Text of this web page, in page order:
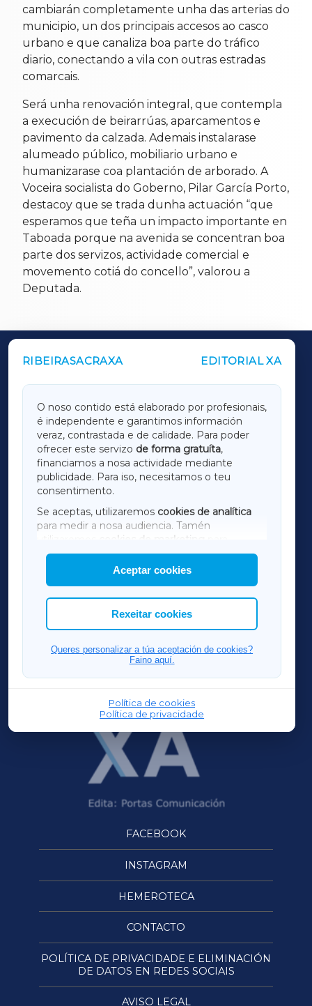
cambiarán completamente unha das arterias do
municipio, un dos principais accesos ao casco
urbano e que canaliza boa parte do tráfico
diario, conectando a vila con outras estradas
comarcais.
Será unha renovación integral, que contempla
a execución de beirarrúas, aparcamentos e
pavimento da calzada. Ademais instalarase
alumeado público, mobiliario urbano e
humanizarase coa plantación de arborado. A
Voceira socialista do Goberno, Pilar García Porto,
destacoy que se trada dunha actuación “que
esperamos que teña un impacto importante en
Taboada porque na avenida se concentran boa
parte dos servizos, actividade comercial e
movemento cotiá do concello”, valorou a
Deputada.
RIBEIRASACRAXA EDITORIAL XA
O noso contido está elaborado por profesionais,
é independente e garantimos información
veraz, contrastada e de calidade. Para poder
ofrecer este servizo de forma gratuíta,
financiamos a nosa actividade mediante
publicidade. Para iso, necesitamos o teu
consentimento.
Se aceptas, utilizaremos cookies de analítica
para medir a nosa audiencia. Tamén
utilizaremos
cookies de marketing
mostrar publicidade de terceiros.
Así mesmo, podes personalizar a elección das
cookies que desexas permitir.
Aceptar cookies
Rexeitar cookies
Queres personalizar a túa aceptación de cookies?
Faino aquí.
Política de cookies
Política de privacidade
OUTROS PERIÓDICOS
LUGOXA
TERRACHAXA
AMARIÑAXA
RIBEIRASACRAXA
ACORUÑAXA
FERROLXA
OURENSEXA
FACEBOOK
INSTAGRAM
HEMEROTECA
CONTACTO
POLÍTICA DE PRIVACIDADE E ELIMINACIÓN
DE DATOS EN REDES SOCIAIS
AVISO LEGAL